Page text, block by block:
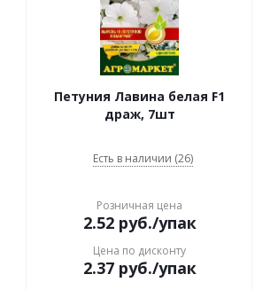
Петуния Лавина белая F1
драж, 7шт
Есть в наличии (26)
Розничная цена
2.52руб./упак
Цена по дисконту
2.37руб./упак